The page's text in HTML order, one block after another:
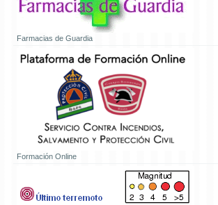
Farmacias de Guardia
Formación Online